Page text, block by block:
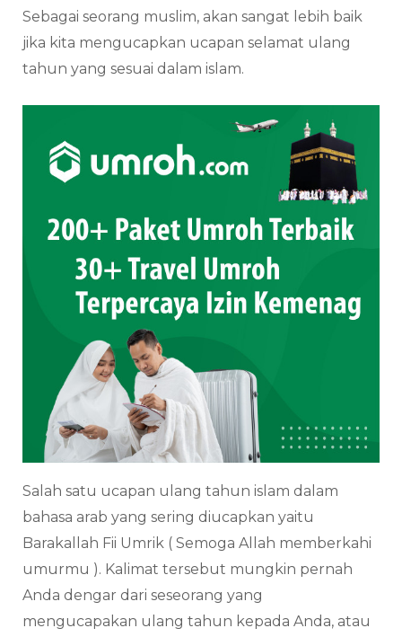
Sebagai seorang muslim, akan sangat lebih baik
jika kita mengucapkan ucapan selamat ulang
tahun yang sesuai dalam islam.
Salah satu ucapan ulang tahun islam dalam
bahasa arab yang sering diucapkan yaitu
Barakallah Fii Umrik ( Semoga Allah memberkahi
umurmu ). Kalimat tersebut mungkin pernah
Anda dengar dari seseorang yang
mengucapakan ulang tahun kepada Anda, atau